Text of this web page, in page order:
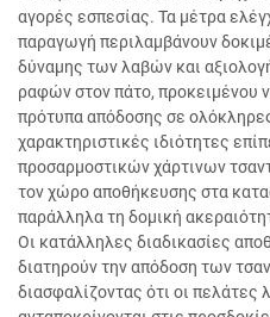
αγορές εσπεσίας. Τα μέτρα
παραγωγή περιλαμβάνουν
δύναμης των λαβών και
ραφών στον πάτο, προκειμένου
πρότυπα απόδοσης σε
χαρακτηριστικές ιδιότητες
προσαρμοστικών χάρτινων
τον χώρο αποθήκευσης στα
παράλληλα τη δομική
Οι κατάλληλες διαδικασίες
διατηρούν την απόδοση των
διασφαλίζοντας ότι οι πελάτες